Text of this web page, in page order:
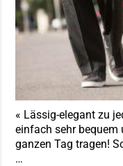
« Lässig-elegant zu
einfach sehr bequem
ganzen Tag tragen!
…